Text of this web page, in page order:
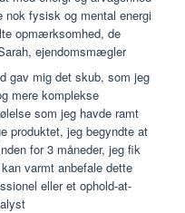
nok fysisk og mental energi
opmærksomhed, de
ejendomsmægler
gav mig det skub, som jeg
mere komplekse
som jeg havde ramt
produktet, jeg begyndte at
for 3 måneder, jeg fik
varmt anbefale dette
eller et ophold-at-